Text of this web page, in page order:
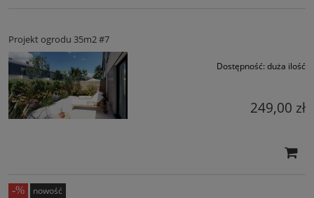
Projekt ogrodu 35m2 #7
Dostępność: duża ilość
249,00 zł
nowość